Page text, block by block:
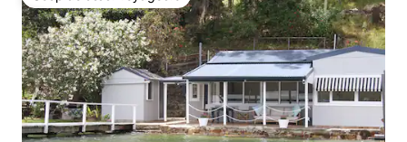
Coup de cœur voyageurs